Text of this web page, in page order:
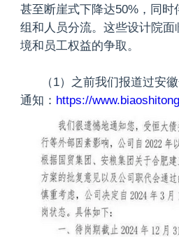
甚至断崖式下降达50%，同
组和人员分流。这些设计院面
境和员工权益的争取。
（1）之前我们报道过安徽
通知： https://